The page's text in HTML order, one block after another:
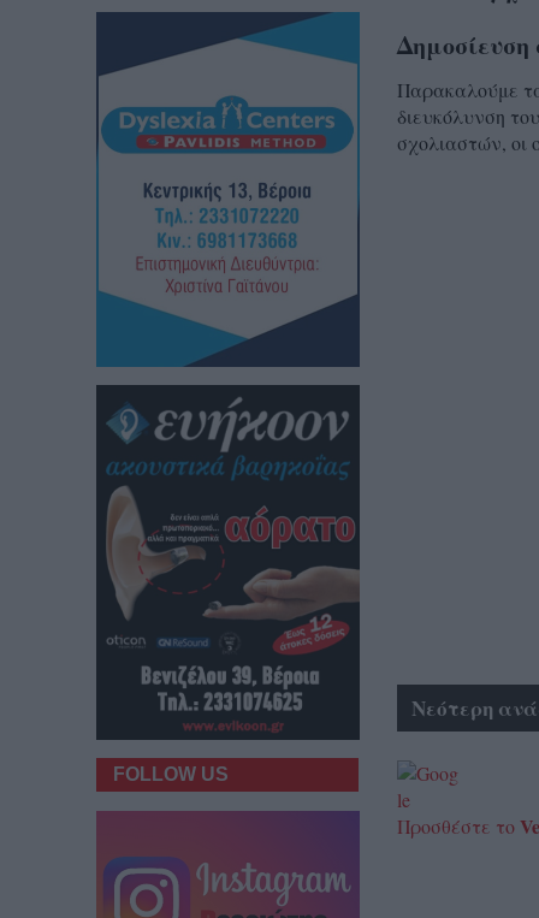
Δημοσίευση
Παρακαλούμε
διευκόλυνση
σχολιαστών, οι
Νεότερη
Προσθέστε το
FOLLOW US